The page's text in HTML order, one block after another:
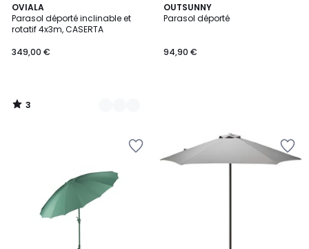
OVIALA
Parasol déporté inclinable et
rotatif 4x3m, CASERTA
349,00 €
3
/
5
3
Couleurs
3
/
OUTSUNNY
Parasol déporté
94,90 €